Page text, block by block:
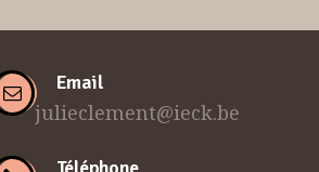
Email
julieclement@ieck.be